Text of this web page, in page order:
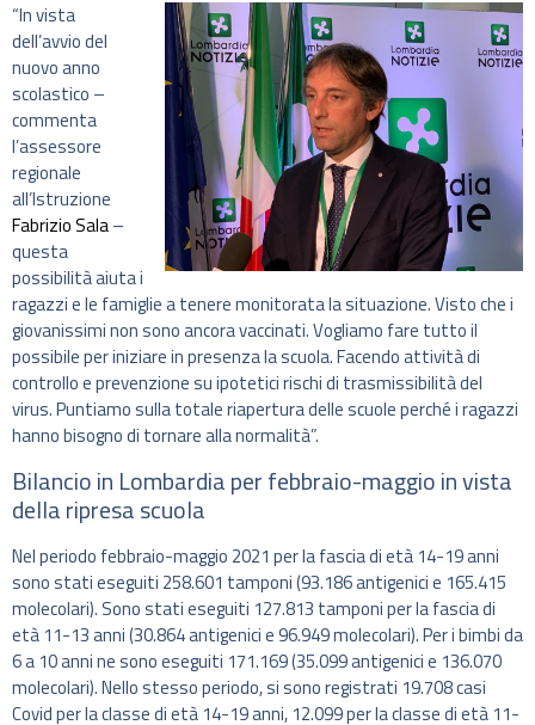
“In vista
dell’avvio del
nuovo anno
scolastico –
commenta
l’assessore
regionale
all’Istruzione
Fabrizio Sala–
questa
possibilità aiuta i
ragazzi e le famiglie a tenere monitorata la situazione. Visto che i
giovanissimi non sono ancora vaccinati. Vogliamo fare tutto il
possibile per iniziare in presenza la scuola. Facendo attività di
controllo e prevenzione su ipotetici rischi di trasmissibilità del
virus. Puntiamo sulla totale riapertura delle scuole perché i ragazzi
hanno bisogno di tornare alla normalità”.
Bilancio in Lombardia per febbraio-maggio in vista
della ripresa scuola
Nel periodo febbraio-maggio 2021 per la fascia di età 14-19 anni
sono stati eseguiti 258.601 tamponi (93.186 antigenici e 165.415
molecolari). Sono stati eseguiti 127.813 tamponi per la fascia di
età 11-13 anni (30.864 antigenici e 96.949 molecolari). Per i bimbi da
6 a 10 anni ne sono eseguiti 171.169 (35.099 antigenici e 136.070
molecolari). Nello stesso periodo, si sono registrati 19.708 casi
Covid per la classe di età 14-19 anni, 12.099 per la classe di età 11-